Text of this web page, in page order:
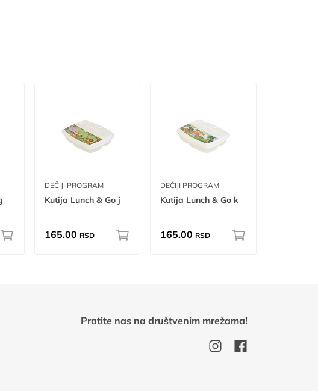
DEČIJI PROGRAM
Kutija Lunch & Go j
165.00 RSD
DEČIJI PROGRAM
Kutija Lunch & Go k
165.00 RSD
Pratite nas na društvenim mrežama!